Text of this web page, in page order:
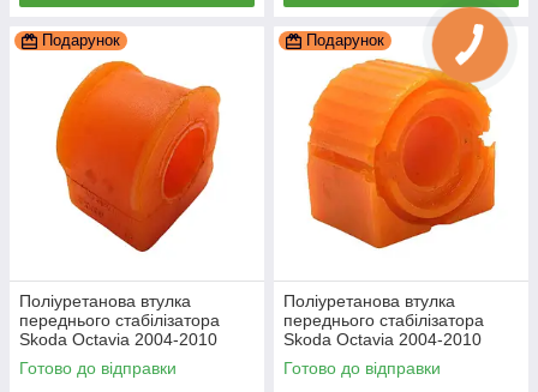
Подарунок
Поліуретанова втулка
переднього стабілізатора
Skoda Octavia 2004-2010
21мм ПІД вироблення, PP-
0057P
Готово до відправки
Подарунок
Поліуретанова втулка
переднього стабілізатора
Skoda Octavia 2004-2010
23мм ПІД вироблення, PP-
0143P
Готово до відправки